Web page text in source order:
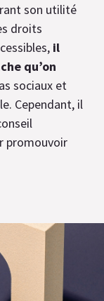
son utilité
droits
il
qu’on
sociaux et
Cependant, il
promouvoir